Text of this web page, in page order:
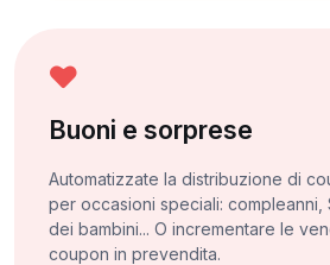
Buoni e sorprese
Automatizzate la distribuzione di
per occasioni speciali: compleanni,
dei bambini... O incrementare le
coupon in prevendita.